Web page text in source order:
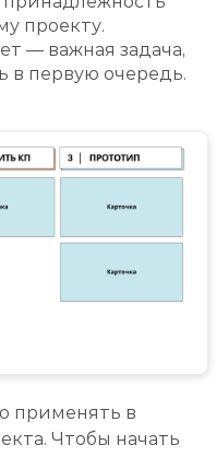
проекту.
— важная задача,
в первую очередь.
применять в
Чтобы начать